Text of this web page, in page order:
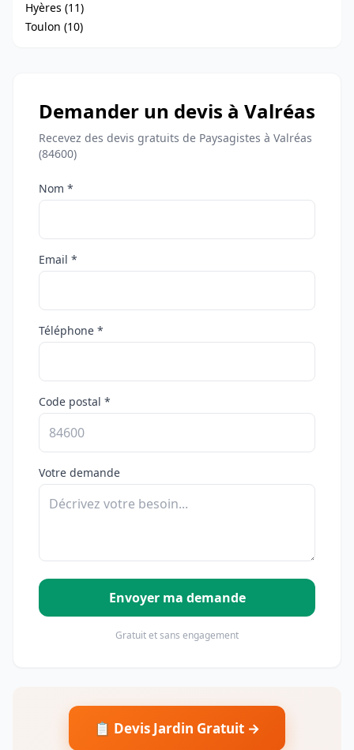
Hyères (11)
Toulon (10)
Demander un devis à Valréas
Recevez des devis gratuits de Paysagistes à Valréas
(84600)
Nom *
Email *
Téléphone *
Code postal *
Votre demande
Envoyer ma demande
Gratuit et sans engagement
📋 Devis Jardin Gratuit →